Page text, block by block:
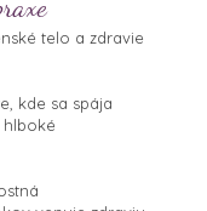
telo a zdravie
kde sa spája